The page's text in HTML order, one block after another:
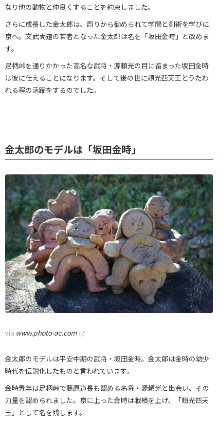
なり他の動物と仲良くすることを約束しました。
さらに成長した金太郎は、周りから勧められて学問と剣術を学びに
京へ。文武両道の若者となった金太郎は名を「坂田金時」と改めま
す。
足柄峠を通りかかった高名な武将・源頼光の目に留まった坂田金時
は彼に仕えることになります。そして後の世に頼光四天王とうたわ
れる程の活躍をするのでした。
金太郎のモデルは「坂田金時」
via www.photo-ac.com
金太郎のモデルは平安中期の武将・坂田金時。金太郎は金時の幼少
時代を伝説化したものと言われています。
金時青年は足柄峠で藤原道長も認める名将・源頼光と出会い、その
力量を認められました。京に上った金時は戦績を上げ、「頼光四天
王」として名を残します。